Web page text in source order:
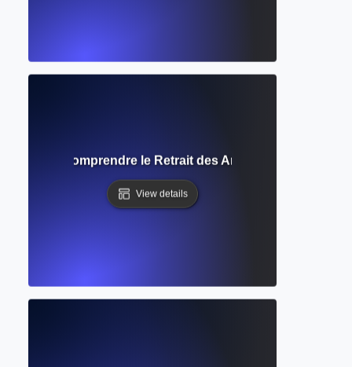
? Comprendre le Retrait des Articles Publiés et
View details